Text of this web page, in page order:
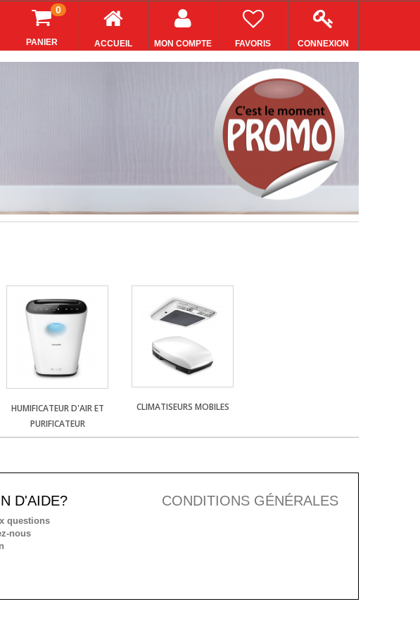
PANIER
0
CONNEXION
FAVORIS
MON COMPTE
ACCUEIL
HUMIFICATEUR D'AIR ET
PURIFICATEUR
CLIMATISEURS MOBILES
D'AIDE?
questions
nous
CONDITIONS GÉNÉRALES